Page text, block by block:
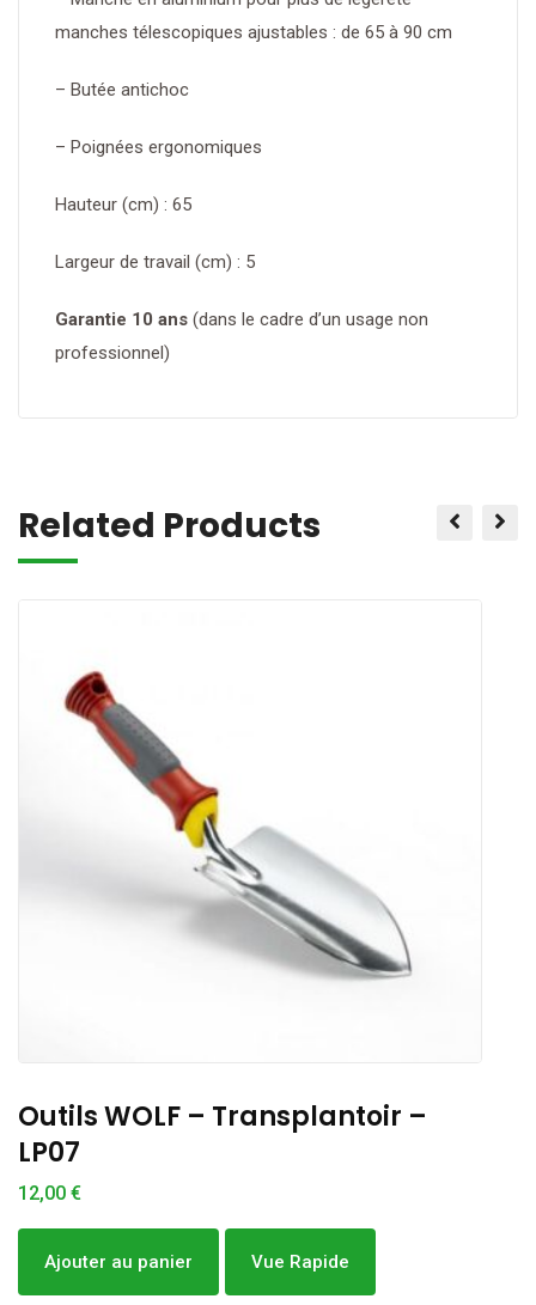
manches télescopiques ajustables : de 65 à 90 cm
– Butée antichoc
– Poignées ergonomiques
Hauteur (cm) : 65
Largeur de travail (cm) : 5
Garantie 10 ans (dans le cadre d’un usage non
professionnel)
Related Products
Outils WOLF – Transplantoir –
LP07
12,00 €
Ajouter au panier Vue Rapide